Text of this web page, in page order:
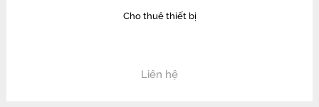
Cho thuê thiết bị
Liên hệ